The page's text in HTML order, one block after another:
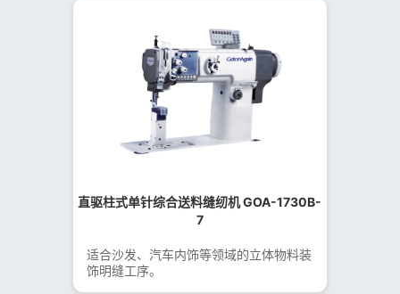
直驱柱式单针综合送料缝纫机 GOA-1730B-
7
适合沙发、汽车内饰等领域的立体物料装
饰明缝工序。